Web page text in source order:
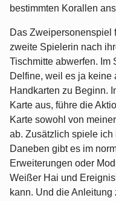
bestimmten Korallen
Das Zweipersonenspiel
zweite Spielerin nach
Tischmitte abwerfen.
Delfine, weil es ja keine
Handkarten zu Beginn.
Karte aus, führe die
Karte sowohl von
ab. Zusätzlich spiele ich
Daneben gibt es im
Erweiterungen oder
Weißer Hai und
kann. Und die